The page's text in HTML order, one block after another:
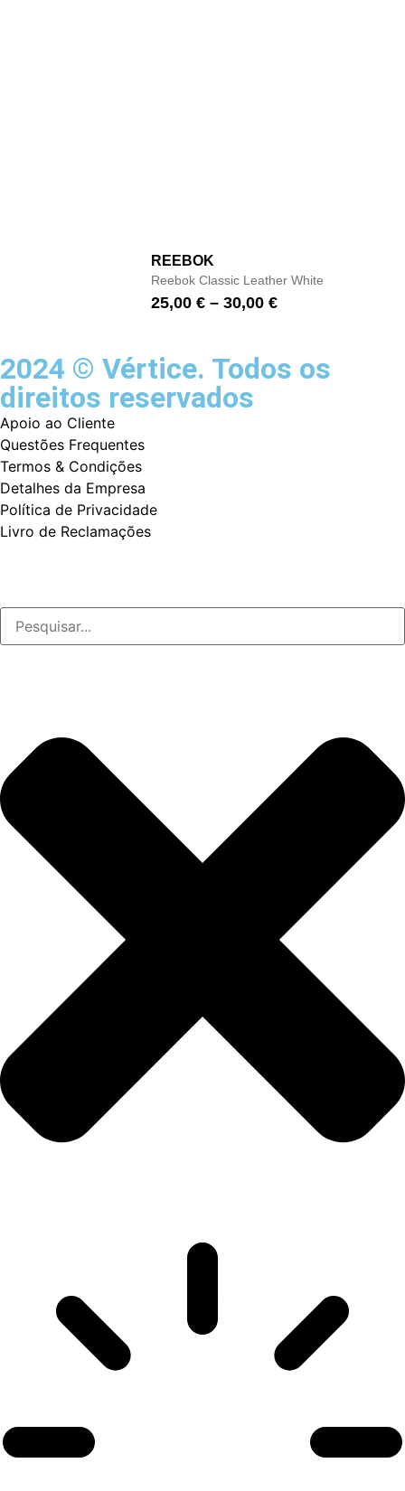
REEBOK
Reebok Classic Leather White
25,00 € – 30,00 €
2024 © Vértice. Todos os
direitos reservados
Apoio ao Cliente
Questões Frequentes
Termos & Condições
Detalhes da Empresa
Política de Privacidade
Livro de Reclamações